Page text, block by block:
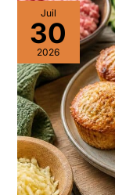
Juil
30
2026
Recette
de
muffins
au
porc
et
courgettes